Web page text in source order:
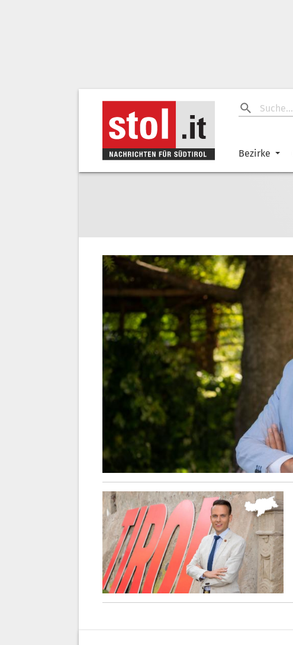
Bezirke